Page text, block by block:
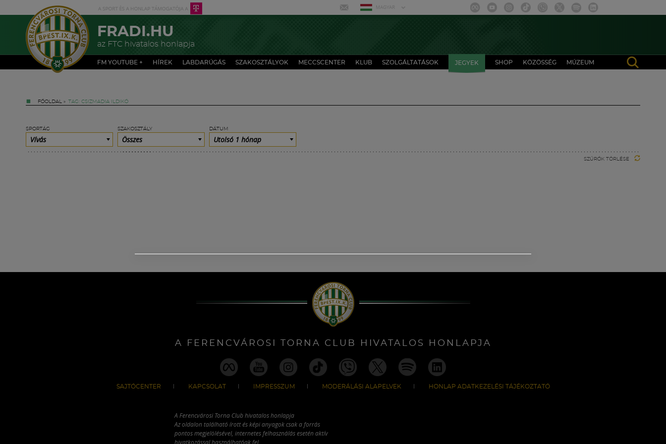
MAGYAR
FRADI.HU
az FTC hivatalos honlapja
FM YOUTUBE + HÍREK LABDARÚGÁS SZAKOSZTÁLYOK MECCSCENTER KLUB SZOLGÁLTATÁSOK JEGYEK SHOP KÖZÖSSÉG MÚZEUM
FŐOLDAL » TAG: CSIZMADIA ILDIKÓ
SPORTÁG
Vívás
SZAKOSZTÁLY
Összes
DÁTUM
Utolsó 1 hónap
SZŰRŐK TÖRLÉSE
A FERENCVÁROSI TORNA CLUB HIVATALOS HONLAPJA
SAJTÓCENTER KAPCSOLAT IMPRESSZUM MODERÁLÁSI ALAPELVEK HONLAP ADATKEZELÉSI TÁJÉKOZTATÓ
A Ferencvárosi Torna Club hivatalos honlapja
Az oldalon található írott és képi anyagok csak a forrás
pontos megjelölésével, internetes felhasználás esetén aktív
hivatkozással használhatóak fel.